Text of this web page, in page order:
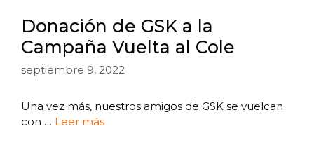
Donación de GSK a la
Campaña Vuelta al Cole
septiembre 9, 2022
Una vez más, nuestros amigos de GSK se vuelcan
con … Leer más